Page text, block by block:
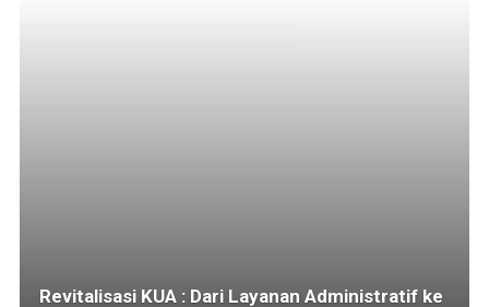
Revitalisasi KUA : Dari Layanan Administratif ke